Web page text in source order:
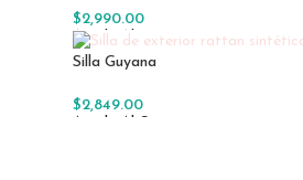
$2,990.00
Añadir Al Carrito
Silla Guyana
$2,849.00